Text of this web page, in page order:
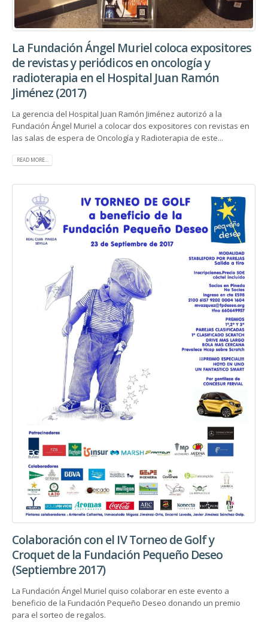
La Fundación Ángel Muriel coloca expositores
de revistas y periódicos en oncología y
radioterapia en el Hospital Juan Ramón
Jiménez (2017)
La gerencia del Hospital Juan Ramón Jiménez autorizó a la
Fundación Ángel Muriel a colocar dos expositores con revistas en
las salas de espera de Oncología y Radioterapia de este...
READ MORE...
Colaboración con el IV Torneo de Golf y
Croquet de la Fundación Pequeño Deseo
(Septiembre 2017)
La Fundación Ángel Muriel quiso colaborar en este evento a
beneficio de la Fundación Pequeño Deseo donando un premio
para el sorteo de regalos.